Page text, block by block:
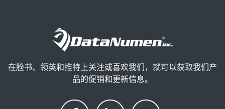
在脸书、领英和推特上关注或喜欢我们，就可以获取我们产
品的促销和更新信息。